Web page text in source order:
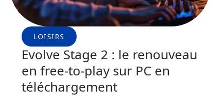
LOISIRS
Evolve Stage 2 : le renouveau
en free-to-play sur PC en
téléchargement